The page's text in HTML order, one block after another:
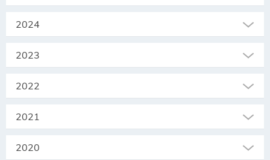
2024
2023
2022
2021
2020